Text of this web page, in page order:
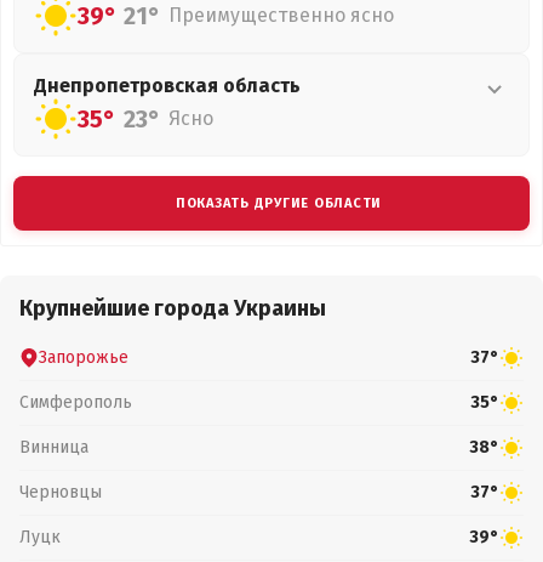
39° 21° Преимущественно ясно
Днепропетровская область
35° 23° Ясно
ПОКАЗАТЬ ДРУГИЕ ОБЛАСТИ
Крупнейшие города Украины
Запорожье 37°
Симферополь 35°
Винница 38°
Черновцы 37°
Луцк 39°